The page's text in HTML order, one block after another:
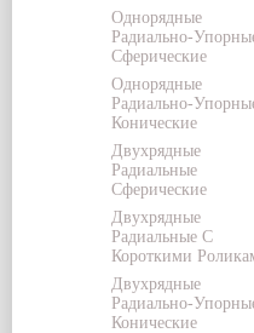
Однорядные
Радиально-
Сферические
Однорядные
Радиально-
Конические
Двухрядные
Радиальные
Сферические
Двухрядные
Радиальные С
Короткими
Двухрядные
Радиально-
Конические